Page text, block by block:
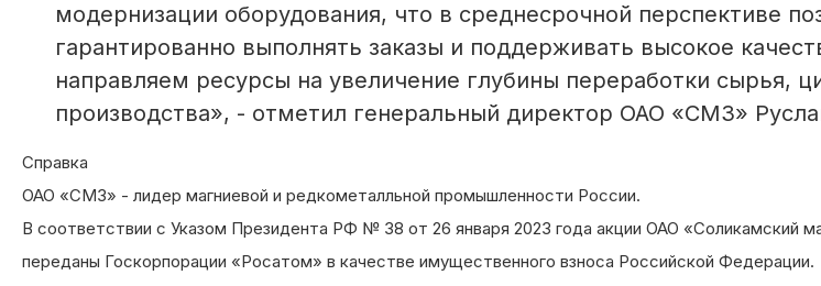
модернизации оборудования, что в среднесрочной перспективе
гарантированно выполнять заказы и поддерживать высокое
направляем ресурсы на увеличение глубины переработки сырья,
производства», - отметил генеральный директор ОАО «СМЗ»
Справка
ОАО «СМЗ» - лидер магниевой и редкометалльной промышленности России.
В соответствии с Указом Президента РФ № 38 от 26 января 2023 года акции ОАО «Соликамский
переданы Госкорпорации «Росатом» в качестве имущественного взноса Российской Федерации.